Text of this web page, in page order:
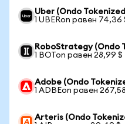
Uber (Ondo
1 UBERon равен 74,36
RoboStrategy
1 BOTon равен 28,99 $
Adobe (Ondo
1 ADBEon равен
Arteris (Ondo